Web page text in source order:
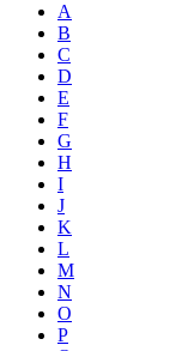
A
B
C
D
E
F
G
H
I
J
K
L
M
N
O
P